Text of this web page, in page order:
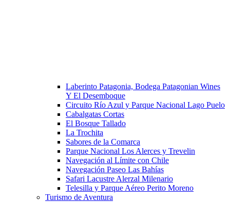
Laberinto Patagonia, Bodega Patagonian Wines
Y El Desemboque
Circuito Río Azul y Parque Nacional Lago Puelo
Cabalgatas Cortas
El Bosque Tallado
La Trochita
Sabores de la Comarca
Parque Nacional Los Alerces y Trevelin
Navegación al Límite con Chile
Navegación Paseo Las Bahías
Safari Lacustre Alerzal Milenario
Telesilla y Parque Aéreo Perito Moreno
Turismo de Aventura